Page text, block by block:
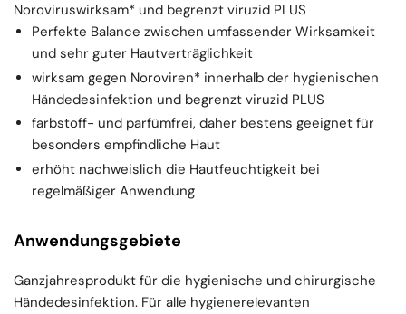
Noroviruswirksam* und begrenzt viruzid PLUS
Perfekte Balance zwischen umfassender Wirksamkeit
und sehr guter Hautverträglichkeit
wirksam gegen Noroviren* innerhalb der hygienischen
Händedesinfektion und begrenzt viruzid PLUS
farbstoff- und parfümfrei, daher bestens geeignet für
besonders empfindliche Haut
erhöht nachweislich die Hautfeuchtigkeit bei
regelmäßiger Anwendung
Anwendungsgebiete
Ganzjahresprodukt für die hygienische und chirurgische
Händedesinfektion. Für alle hygienerelevanten